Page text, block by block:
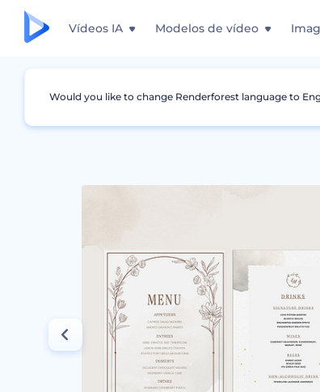
Vídeos IA Modelos de vídeo
Design Gráfico Menu Modelos de
Would you like to change Renderforest language to